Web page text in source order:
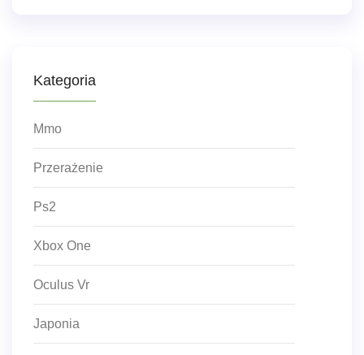
Kategoria
Mmo
Przerażenie
Ps2
Xbox One
Oculus Vr
Japonia